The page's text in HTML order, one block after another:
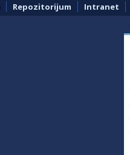
Repozitorijum Intranet